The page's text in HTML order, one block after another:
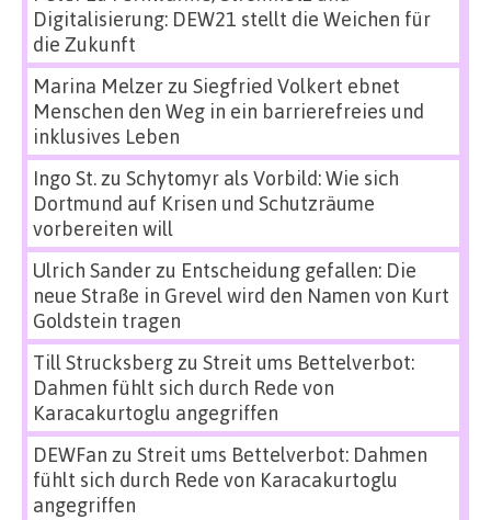
Digitalisierung: DEW21 stellt die Weichen für
die Zukunft
Marina Melzerzu Siegfried Volkert ebnet
Menschen den Weg in ein barrierefreies und
inklusives Leben
Ingo St.zu Schytomyr als Vorbild: Wie sich
Dortmund auf Krisen und Schutzräume
vorbereiten will
Ulrich Sanderzu Entscheidung gefallen: Die
neue Straße in Grevel wird den Namen von Kurt
Goldstein tragen
Till Strucksbergzu Streit ums Bettelverbot:
Dahmen fühlt sich durch Rede von
Karacakurtoglu angegriffen
DEWFan zu Streit ums Bettelverbot: Dahmen
fühlt sich durch Rede von Karacakurtoglu
angegriffen